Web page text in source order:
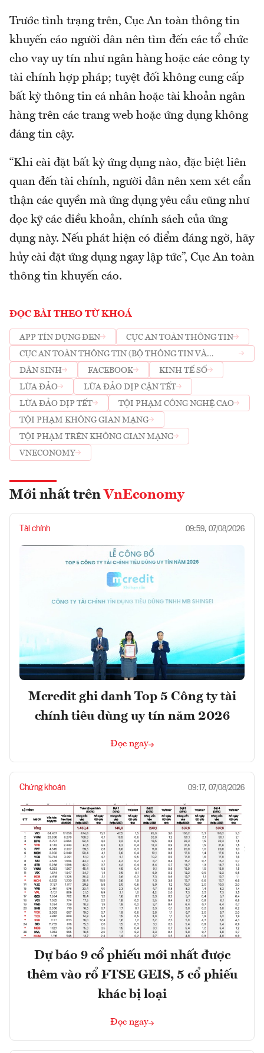
Trước tình trạng trên, Cục An toàn thông tin
khuyến cáo người dân nên tìm đến các tổ chức
cho vay uy tín như ngân hàng hoặc các công ty
tài chính hợp pháp; tuyệt đối không cung cấp
bất kỳ thông tin cá nhân hoặc tài khoản ngân
hàng trên các trang web hoặc ứng dụng không
đáng tin cậy.
“Khi cài đặt bất kỳ ứng dụng nào, đặc biệt liên
quan đến tài chính, người dân nên xem xét cẩn
thận các quyền mà ứng dụng yêu cầu cũng như
đọc kỹ các điều khoản, chính sách của ứng
dụng này. Nếu phát hiện có điểm đáng ngờ, hãy
hủy cài đặt ứng dụng ngay lập tức”, Cục An toàn
thông tin khuyến cáo.
ĐỌC BÀI THEO TỪ KHOÁ
APP TÍN DỤNG ĐEN
CỤC AN TOÀN THÔNG TIN
CỤC AN TOÀN THÔNG TIN (BỘ THÔNG TIN VÀ
TRUYỀN THÔNG)
DÂN SINH FACEBOOK
KINH TẾ SỐ
LỪA ĐẢO
LỪA ĐẢO DỊP CẬN TẾT
LỪA ĐẢO DỊP TẾT
TỘI PHẠM CÔNG NGHỆ CAO
TỘI PHẠM KHÔNG GIAN MẠNG
TỘI PHẠM TRÊN KHÔNG GIAN MẠNG
VNECONOMY
Mới nhất trên VnEconomy
Tài chính 09:59, 07/08/2026
Mcredit ghi danh Top 5 Công ty tài
chính tiêu dùng uy tín năm 2026
Đọc ngay
Chứng khoán 09:17, 07/08/2026
Dự báo 9 cổ phiếu mới nhất được
thêm vào rổ FTSE GEIS, 5 cổ phiếu
khác bị loại
Đọc ngay